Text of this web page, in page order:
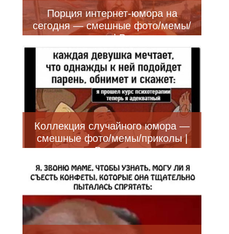
Порция интернет-юмора на
сегодня — смешные фото/мемы/
приколы | Bugaga
Коллекция случайного юмора —
смешные фото/мемы/приколы |
Bugaga